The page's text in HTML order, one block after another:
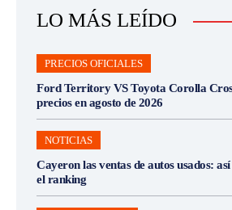
LO MÁS LEÍDO
PRECIOS OFICIALES
Ford Territory VS Toyota Corolla
precios en agosto de 2026
NOTICIAS
Cayeron las ventas de autos usados: así
el ranking